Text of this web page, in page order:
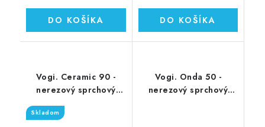
DO KOŠÍKA DO KOŠÍKA
Vogi. Ceramic 90 -
nerezový sprchový
žľab 90 cm (RD90set)
Skladom
Vogi. Onda 50 -
nerezový sprchový